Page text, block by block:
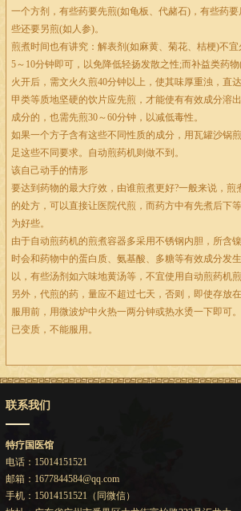
一个方剂，有些药要先煎(如龟板、代赭石)，有些药
些还要另煎(如人参)。
煎煮时间也有讲究：解表剂(如麻黄、菊花、桔梗)不
5～10分钟即可，以免降低轻扬发散之性;而补益类药
火开后，需文火久煎40分钟以上，使其味厚重浊，直
甲类等质地坚硬的饮片应先煎，才能使有有效成分溶
成分的，也需先煎30～60分钟，以减低毒性。
如果一个方子含有这些不同性质的成分，用瓦罐沙锅
足这些不同要求。自动煎药机则做不到。
该自己动手的情形
要达到药物的最大疗效，由谁煎煮更好?一般来说，煎
的处方，可以直接让医院代煎，而药方中有先煮后下
为好些。
由于自动煎药机的煎煮容器多采用不锈钢内胆，所含
时会和药物中的蛋白质、氨基酸、多糖等有效成分发
以，有些汤剂如六味地黄汤等，不宜使用自动煎药机煎
另外，代煎的药，量应不超过七天，否则，即使存放
服用前，用微波炉中火热一两分钟或热水烫一下即可
已变质，不能服用。
联系我们
特疗国医馆
电话：15014151521
邮箱：1677844584@qq.com
手机：15014151521（同微信）